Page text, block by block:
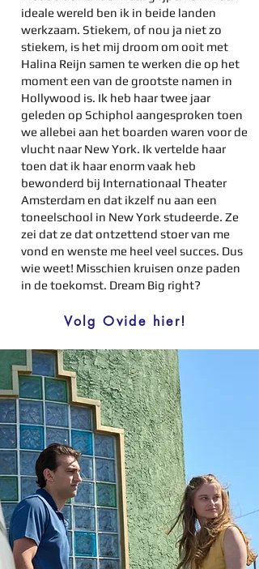
Volg Ovide hier!
ideale wereld ben ik in beide landen
werkzaam. Stiekem, of nou ja niet zo
stiekem, is het mij droom om ooit met
Halina Reijn samen te werken die op het
moment een van de grootste namen in
Hollywood is. Ik heb haar twee jaar
geleden op Schiphol aangesproken toen
we allebei aan het boarden waren voor de
vlucht naar New York. Ik vertelde haar
toen dat ik haar enorm vaak heb
bewonderd bij Internationaal Theater
Amsterdam en dat ikzelf nu aan een
toneelschool in New York studeerde. Ze
zei dat ze dat ontzettend stoer van me
vond en wenste me heel veel succes. Dus
wie weet! Misschien kruisen onze paden
in de toekomst. Dream Big right?